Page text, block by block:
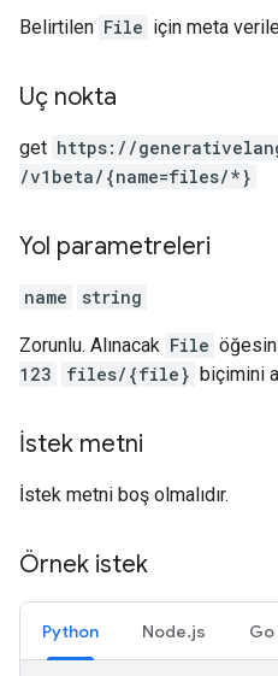
Belirtilen File için meta
Uç nokta
get https: / /
/v1beta/{name=files/*}
Yol parametreleri
name string
Zorunlu. Alınacak File
123
files/{file} biçimini
İstek metni
İstek metni boş olmalıdır.
Örnek istek
Python Node.js Go